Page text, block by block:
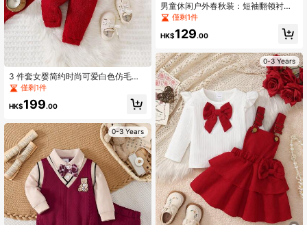
3 件套女婴简约时尚可爱白色仿毛蝴
蝶结连帽开衫、红色纯色长袖连体衣
和红色仿毛裤子，秋冬装
僅剩1件
HK$199.00
0-3 Years
男童休闲户外春秋装：短袖翻领衬衫
+ 松紧腰宽松纯色直筒裤套装
僅剩1件
HK$129.00
0-3 Years